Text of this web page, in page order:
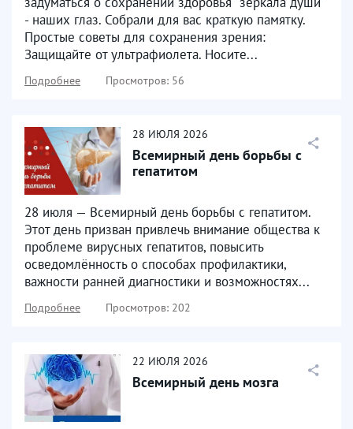
- наших глаз. Собрали для вас краткую памятку.
Простые советы для сохранения зрения:
Защищайте от ультрафиолета. Носите...
Подробнее Просмотров: 56
28 ИЮЛЯ 2026
Всемирный день борьбы с
гепатитом
28 июля — Всемирный день борьбы с гепатитом.
Этот день призван привлечь внимание общества к
проблеме вирусных гепатитов, повысить
осведомлённость о способах профилактики,
важности ранней диагностики и возможностях...
Подробнее Просмотров: 202
22 ИЮЛЯ 2026
Всемирный день мозга